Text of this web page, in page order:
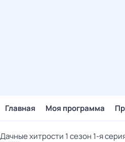
Главная Моя программа
Дачные хитрости 1 сезон 1-я